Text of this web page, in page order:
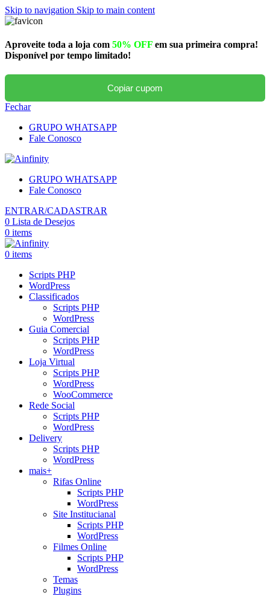
Skip to navigation Skip to main content
Aproveite toda a loja com 50% OFF em sua primeira compra!
Disponível por tempo limitado!
Copiar cupom
Fechar
GRUPO WHATSAPP
Fale Conosco
GRUPO WHATSAPP
Fale Conosco
ENTRAR/CADASTRAR
0 Lista de Desejos
0 items
0 items
Scripts PHP
WordPress
Classificados
Scripts PHP
WordPress
Guia Comercial
Scripts PHP
WordPress
Loja Virtual
Scripts PHP
WordPress
WooCommerce
Rede Social
Scripts PHP
WordPress
Delivery
Scripts PHP
WordPress
mais+
Rifas Online
Scripts PHP
WordPress
Site Institucianal
Scripts PHP
WordPress
Filmes Online
Scripts PHP
WordPress
Temas
Plugins